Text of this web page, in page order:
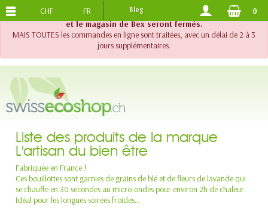
!! Important !! Jusqu'au 20 août 2026, le support téléphonique
et le magasin de Bex seront fermés.
MAIS TOUTES les commandes en ligne sont traitées, avec un délai de 2 à 3
jours supplémentaires.
PORTS OFFERTS DES 120.-
CHF FR Blog 0
Liste des produits de la marque
L'artisan du bien être
Fabriquée en France !
Ces bouillottes sont garnies de grains de blé et de fleurs de lavande qui
se chauffe en 30 secondes au micro-ondes pour environ 2h de chaleur.
Idéal pour les longues soirées froides...